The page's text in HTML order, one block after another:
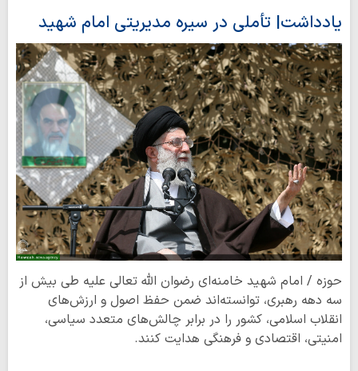
یادداشت| تأملی در سیره مدیریتی امام شهید
حوزه / امام شهید خامنه‌ای رضوان الله تعالی علیه طی بیش از
سه دهه رهبری، توانسته‌اند ضمن حفظ اصول و ارزش‌های
انقلاب اسلامی، کشور را در برابر چالش‌های متعدد سیاسی،
امنیتی، اقتصادی و فرهنگی هدایت کنند.